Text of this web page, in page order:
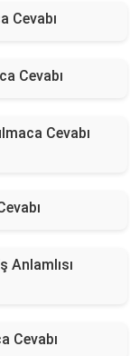
Cevabı
Cevabı
Cevabı
Anlamlısı
Cevabı